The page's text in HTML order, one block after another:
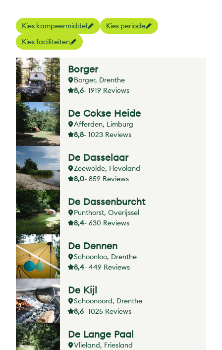
Kies kampeermiddel
Kies periode
Kies faciliteiten
Borger
Borger, Drenthe
8,6- 1919 Reviews
De Cokse Heide
Afferden, Limburg
8,8- 1023 Reviews
De Dasselaar
Zeewolde, Flevoland
8,0- 859 Reviews
De Dassenburcht
Punthorst, Overijssel
8,4- 630 Reviews
De Dennen
Schoonloo, Drenthe
8,4- 449 Reviews
De Kijl
Schoonoord, Drenthe
8,6- 1025 Reviews
De Lange Paal
Vlieland, Friesland